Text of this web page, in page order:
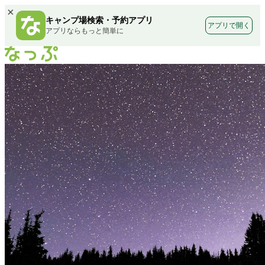
×
キャンプ場検索・予約アプリ
アプリならもっと簡単に
アプリで開く